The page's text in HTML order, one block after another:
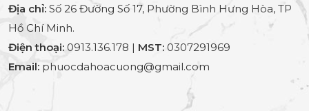
Địa chỉ: Số 26 Đường Số 17, Phường Bình Hưng Hòa, TP
Hồ Chí Minh.
Điện thoại: 0913.136.178 | MST: 0307291969
Email: phuocdahoacuong@gmail.com